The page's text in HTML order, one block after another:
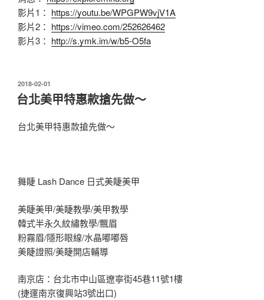
影片1： https://youtu.be/WPGPW9vjV1A
影片2： https://vimeo.com/252626462
影片3： http://s.ymk.im/w/b5-O5fa
發
佈
於
2018-02-01
台北美甲特惠款搶先做～
台北美甲特惠款搶先做～
舞睫 Lash Dance 日式美睫美甲
美睫美甲/美睫教學/美甲教學
韓式半永久紋繡教學/飄眉
粉霧眉/隱形眼線/水晶嘟嘟唇
美睫證照/美睫開店輔導
南京店：台北市中山區遼寧街45巷11號1樓
(捷運南京復興站3號出口)